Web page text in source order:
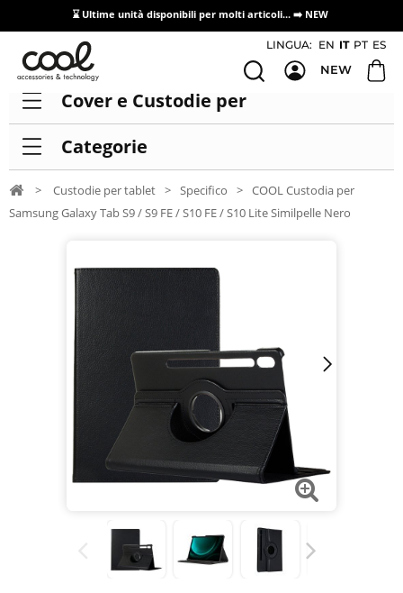
⌛ Ultime unità disponibili per molti articoli... ➡️ NEW
Accesso/registrazione distributori
LINGUA: EN IT PT ES
NEW
Cover e Custodie per
Categorie
> Custodie per tablet > Specifico > COOL Custodia per
Samsung Galaxy Tab S9 / S9 FE / S10 FE / S10 Lite Similpelle Nero